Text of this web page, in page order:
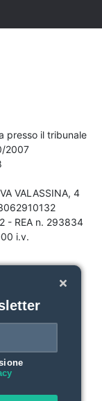
presso il tribunale
2007
VALASSINA, 4
- REA n. 293834
i.v.